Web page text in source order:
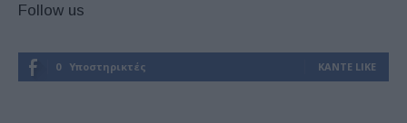
Follow us
0 Υποστηρικτές ΚΆΝΤΕ LIKE